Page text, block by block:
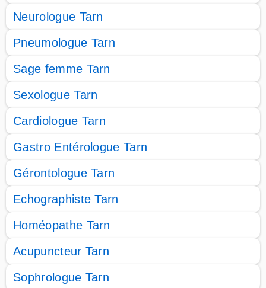
Neurologue Tarn
Pneumologue Tarn
Sage femme Tarn
Sexologue Tarn
Cardiologue Tarn
Gastro Entérologue Tarn
Gérontologue Tarn
Echographiste Tarn
Homéopathe Tarn
Acupuncteur Tarn
Sophrologue Tarn